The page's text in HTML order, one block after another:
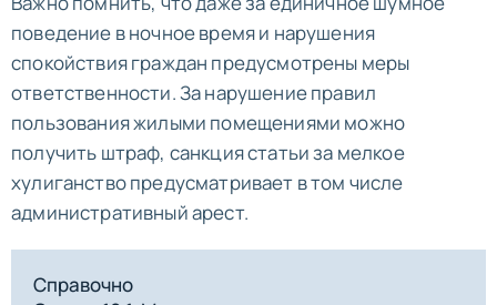
поведение в ночное время и нарушения
спокойствия граждан предусмотрены меры
ответственности. За нарушение правил
пользования жилыми помещениями можно
получить штраф, санкция статьи за мелкое
хулиганство предусматривает в том числе
административный арест.
Справочно